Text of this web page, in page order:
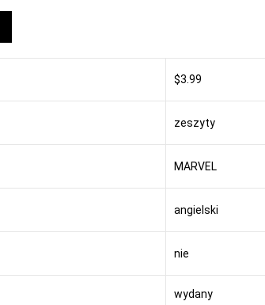
$3.99
zeszyty
MARVEL
angielski
nie
wydany